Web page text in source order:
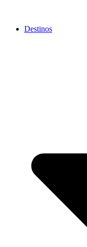
Destinos